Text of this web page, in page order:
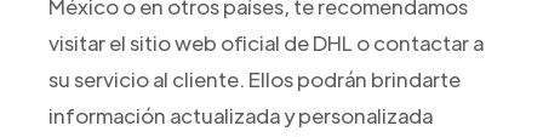
México o en otros países, te recomendamos
visitar el sitio web oficial de DHL o contactar a
su servicio al cliente. Ellos podrán brindarte
información actualizada y personalizada